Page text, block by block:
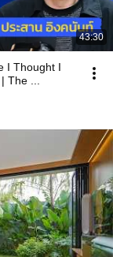
43:30
I Thought I
The ...